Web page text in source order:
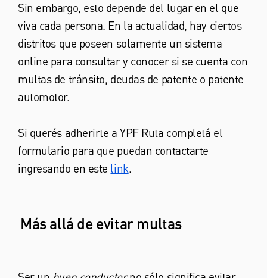
Sin embargo, esto depende del lugar en el que
viva cada persona. En la actualidad, hay ciertos
distritos que poseen solamente un sistema
online para consultar y conocer si se cuenta con
multas de tránsito, deudas de patente o patente
automotor.
Si querés adherirte a YPF Ruta completá el
formulario para que puedan contactarte
ingresando en este link.
Más allá de evitar multas